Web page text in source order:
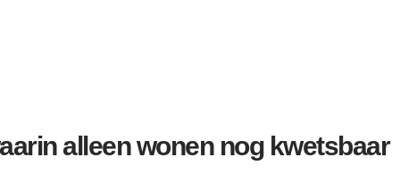
alleen wonen nog kwetsbaar